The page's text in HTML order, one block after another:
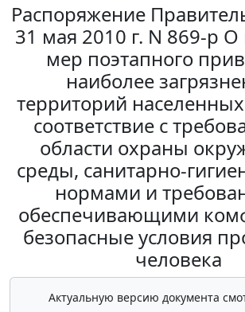
Распоряжение
31 мая 2010 г. N 869-р
мер поэтапного
наиболее
территорий
соответствие с
области охраны
среды, санитарно-
нормами и
обеспечивающими
безопасные условия
человека
Актуальную версию документа